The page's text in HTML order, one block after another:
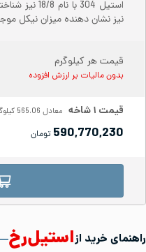
نیز نشان دهنده میزان نیکل موجود در
قیمت هر کیلوگرم
بدون مالیات بر ارزش افزوده
قیمت ۱شاخه معادل 565.06
590,770,230 تومان
راهنمای خرید ازاستیل‌رخ